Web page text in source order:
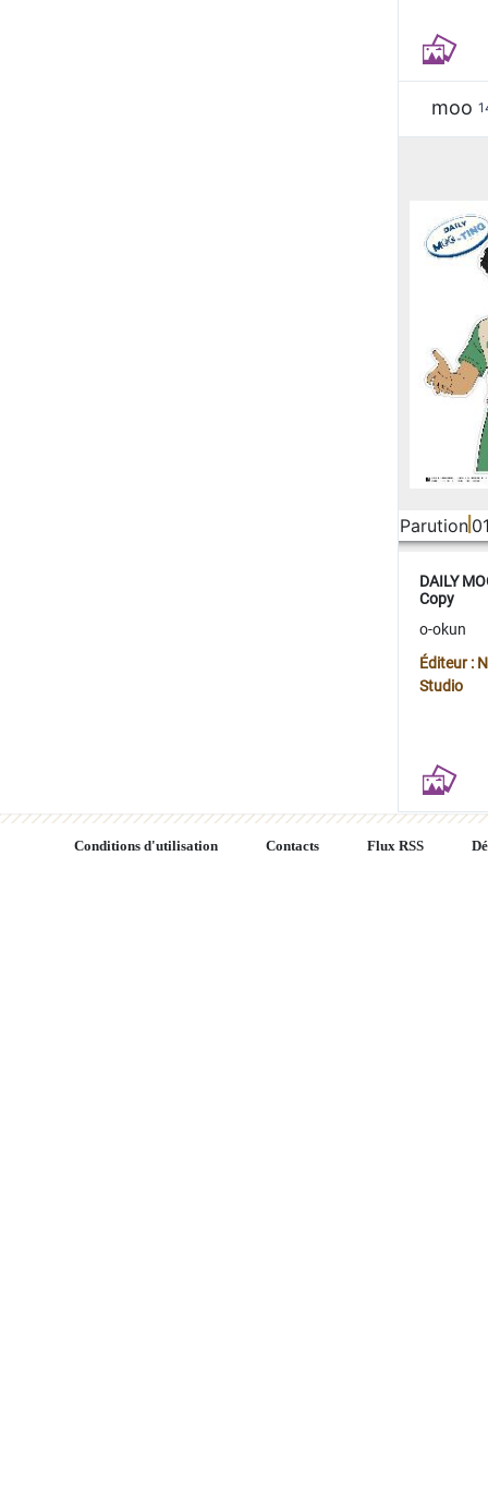
moo
Parution
DAILY
Copy
o-okun
Éditeur :
Studio
Conditions d'utilisation Contacts Flux RSS